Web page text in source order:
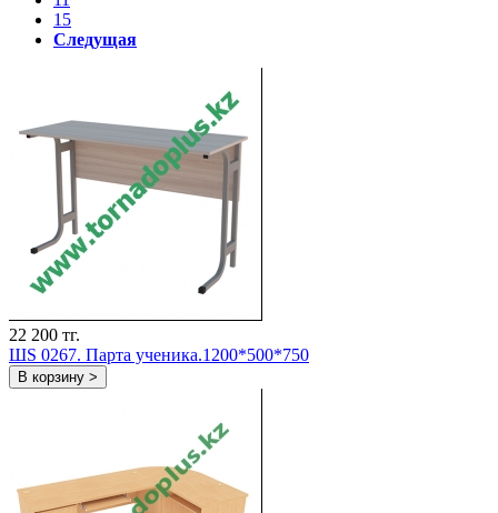
15
Следущая
22 200 тг.
ШS 0267. Парта ученика.1200*500*750
В корзину >